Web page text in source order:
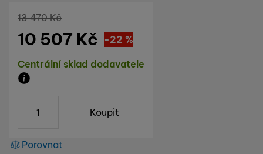
Dostupnost
Centrální sklad dodavatele
Původní cena
13 470Kč
Sleva
2 963
(
-22 %
10 507 Kč
Koupit
Porovnat